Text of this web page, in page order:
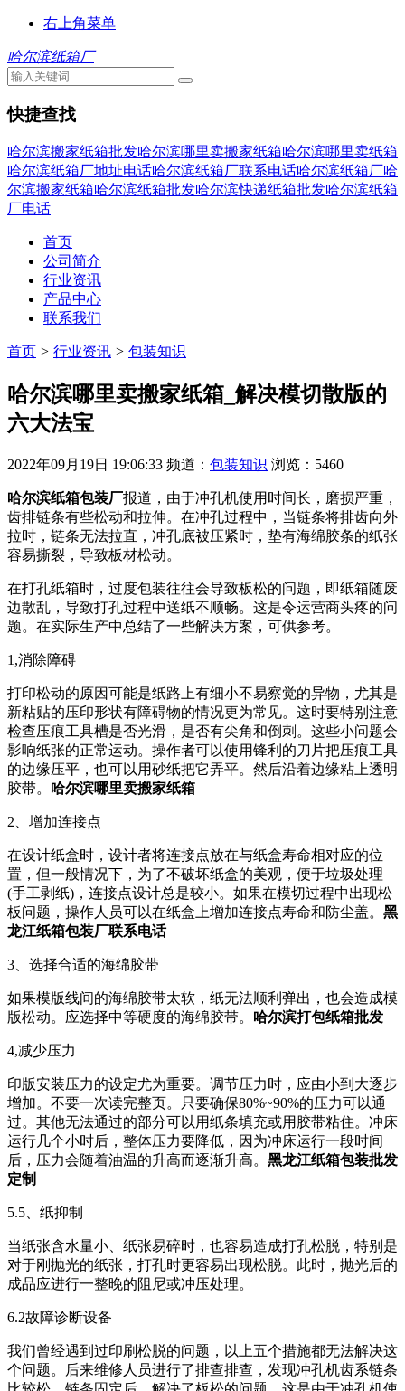
右上角菜单
哈尔滨纸箱厂
快捷查找
哈尔滨搬家纸箱批发哈尔滨哪里卖搬家纸箱哈尔滨哪里卖纸箱
哈尔滨纸箱厂地址电话哈尔滨纸箱厂联系电话哈尔滨纸箱厂哈
尔滨搬家纸箱哈尔滨纸箱批发哈尔滨快递纸箱批发哈尔滨纸箱
厂电话
首页
公司简介
行业资讯
产品中心
联系我们
首页 > 行业资讯 > 包装知识
哈尔滨哪里卖搬家纸箱_解决模切散版的
六大法宝
2022年09月19日 19:06:33 频道： 包装知识 浏览：5460
哈尔滨纸箱包装厂报道，由于冲孔机使用时间长，磨损严重，
齿排链条有些松动和拉伸。在冲孔过程中，当链条将排齿向外
拉时，链条无法拉直，冲孔底被压紧时，垫有海绵胶条的纸张
容易撕裂，导致板材松动。
在打孔纸箱时，过度包装往往会导致板松的问题，即纸箱随废
边散乱，导致打孔过程中送纸不顺畅。这是令运营商头疼的问
题。在实际生产中总结了一些解决方案，可供参考。
1,消除障碍
打印松动的原因可能是纸路上有细小不易察觉的异物，尤其是
新粘贴的压印形状有障碍物的情况更为常见。这时要特别注意
检查压痕工具槽是否光滑，是否有尖角和倒刺。这些小问题会
影响纸张的正常运动。操作者可以使用锋利的刀片把压痕工具
的边缘压平，也可以用砂纸把它弄平。然后沿着边缘粘上透明
胶带。 哈尔滨哪里卖搬家纸箱
2、增加连接点
在设计纸盒时，设计者将连接点放在与纸盒寿命相对应的位
置，但一般情况下，为了不破坏纸盒的美观，便于垃圾处理
(手工剥纸)，连接点设计总是较小。如果在模切过程中出现松
板问题，操作人员可以在纸盒上增加连接点寿命和防尘盖。 黑
龙江纸箱包装厂联系电话
3、选择合适的海绵胶带
如果模版线间的海绵胶带太软，纸无法顺利弹出，也会造成模
版松动。应选择中等硬度的海绵胶带。 哈尔滨打包纸箱批发
4,减少压力
印版安装压力的设定尤为重要。调节压力时，应由小到大逐步
增加。不要一次读完整页。只要确保80%~90%的压力可以通
过。其他无法通过的部分可以用纸条填充或用胶带粘住。冲床
运行几个小时后，整体压力要降低，因为冲床运行一段时间
后，压力会随着油温的升高而逐渐升高。 黑龙江纸箱包装批发
定制
5.5、纸抑制
当纸张含水量小、纸张易碎时，也容易造成打孔松脱，特别是
对于刚抛光的纸张，打孔时更容易出现松脱。此时，抛光后的
成品应进行一整晚的阻尼或冲压处理。
6.2故障诊断设备
我们曾经遇到过印刷松脱的问题，以上五个措施都无法解决这
个问题。后来维修人员进行了排查排查，发现冲孔机齿系链条